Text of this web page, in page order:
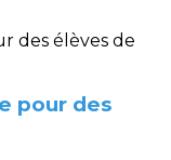
pour des